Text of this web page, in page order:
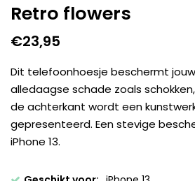
Retro flowers
€23,95
Dit telefoonhoesje beschermt
alledaagse schade zoals
de achterkant wordt een
gepresenteerd. Een stevige
iPhone 13.